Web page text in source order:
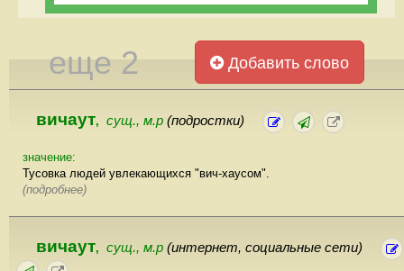
еще 2 Добавить слово
вичаут, сущ., м.р (подростки)
значение:
Тусовка людей увлекающихся "вич-хаусом".
(подробнее)
вичаут, сущ., м.р (интернет, социальные сети)